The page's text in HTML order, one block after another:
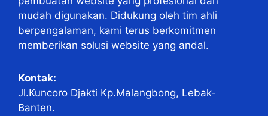
mudah digunakan. Didukung oleh tim ahli
berpengalaman, kami terus berkomitmen
memberikan solusi website yang andal.
Kontak:
Jl.Kuncoro Djakti Kp.Malangbong, Lebak-
Banten.